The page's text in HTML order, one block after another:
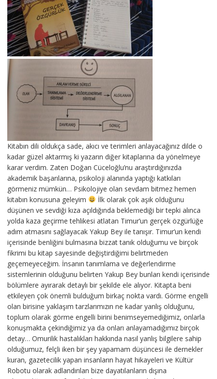
Kitabın dili oldukça sade, akıcı ve terimleri anlayacağınız dilde o
kadar güzel aktarmış ki yazarın diğer kitaplarına da yönelmeye
karar verdim. Zaten Doğan Cüceloğlu’nu araştırdığınızda
akademik başarılarına, psikoloji alanında yaptığı katkıları
görmeniz mümkün… Psikolojiye olan sevdam bitmez hemen
kitabın konusuna geleyim
İlk olarak çok aşık olduğunu
düşünen ve sevdiği kıza açıldığında beklemediği bir tepki alınca
yolda kaza geçirme tehlikesi atlatan Timur’un gerçek özgürlüğe
adım atmasını sağlayacak Yakup Bey ile tanışır. Timur’un kendi
içerisinde benliğini bulmasına bizzat tanık olduğumu ve birçok
fikrimi bu kitap sayesinde değiştirdiğimi belirtmeden
geçemeyeceğim. İnsanın tanımlama ve değerlendirme
sistemlerinin olduğunu belirten Yakup Bey bunları kendi içerisinde
bölümlere ayırarak detaylı bir şekilde ele alıyor. Kitapta beni
etkileyen çok önemli bulduğum birkaç nokta vardı. Görme engelli
olan birisine yaklaşım tarzlarımızın ne kadar yanlış olduğunu,
toplum olarak görme engelli birini benimseyemediğimiz, onlarla
konuşmakta çekindiğimiz ya da onları anlayamadığımız birçok
detay… Omurilik hastalıkları hakkında nasıl yanlış bilgilere sahip
olduğumuz, felçli iken bir şey yapamam düşüncesi ile dernekler
kuran, gazetecilik yapan insanların hayat hikayeleri ve Kültür
Robotu olarak adlandırılan bize dayatılanların dışına